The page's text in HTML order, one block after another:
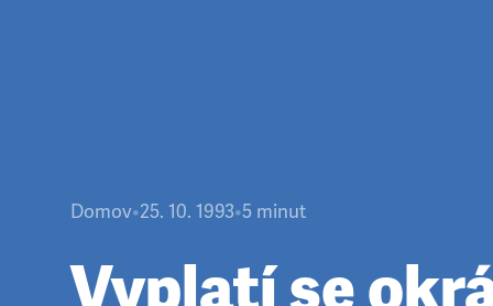
Domov•25. 10. 1993•5 minut
Vyplatí se